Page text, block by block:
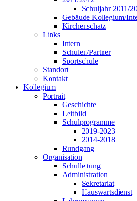
Schuljahr 2011/
Gebäude Kollegium/
Kirchenschatz
Links
Intern
Schulen/Partner
Sportschule
Standort
Kontakt
Kollegium
Portrait
Geschichte
Leitbild
Schulprogramme
2019-2023
2014-2018
Rundgang
Organisation
Schulleitung
Administration
Sekretariat
Hauswartsdienst